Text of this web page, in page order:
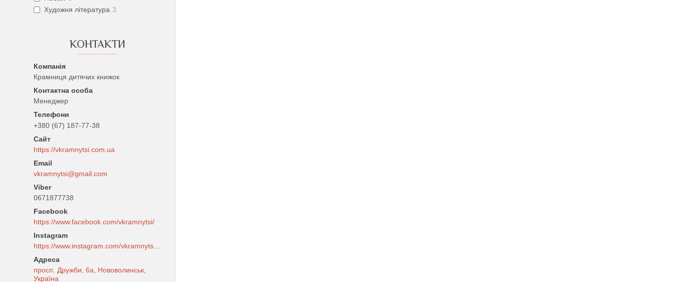
Художня література 3
КОНТАКТИ
Крамниця дитячих книжок
Менеджер
+380 (67) 187-77-38
https://vkramnytsi.com.ua
vkramnytsi@gmail.com
0671877738
Facebook
https://www.facebook.com/vkramnytsi/
Instagram
просп. Дружби, 6а, Нововолинськ,
Україна